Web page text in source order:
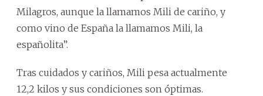
Milagros, aunque la llamamos Mili de cariño, y
como vino de España la llamamos Mili, la
españolita”.
Tras cuidados y cariños, Mili pesa actualmente
12,2 kilos y sus condiciones son óptimas.